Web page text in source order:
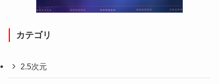
カテゴリ
2.5次元